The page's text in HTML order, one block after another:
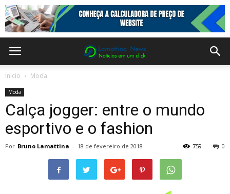
Inicio Moda
Moda
Calça jogger: entre o mundo
esportivo e o fashion
Por Bruno Lamattina - 18 de fevereiro de 2018 0
759